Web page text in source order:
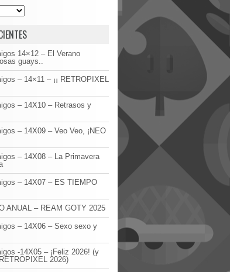
14×12 – El Verano
guays..
– 14×11 – ¡¡ RETROPIXEL
– 14X10 – Retrasos y
– 14X09 – Veo Veo, ¡NEO
– 14X08 – La Primavera
– 14X07 – ES TIEMPO
ANUAL – REAM GOTY 2025
– 14X06 – Sexo sexo y
-14X05 – ¡Feliz 2026! (y
2026)